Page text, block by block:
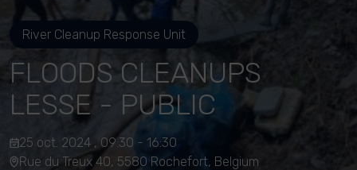
River Cleanup Response Unit
FLOODS CLEANUPS
LESSE - PUBLIC
25 oct. 2024 , 09:30 - 16:30
Rue du Treux 40, 5580 Rochefort, Belgium